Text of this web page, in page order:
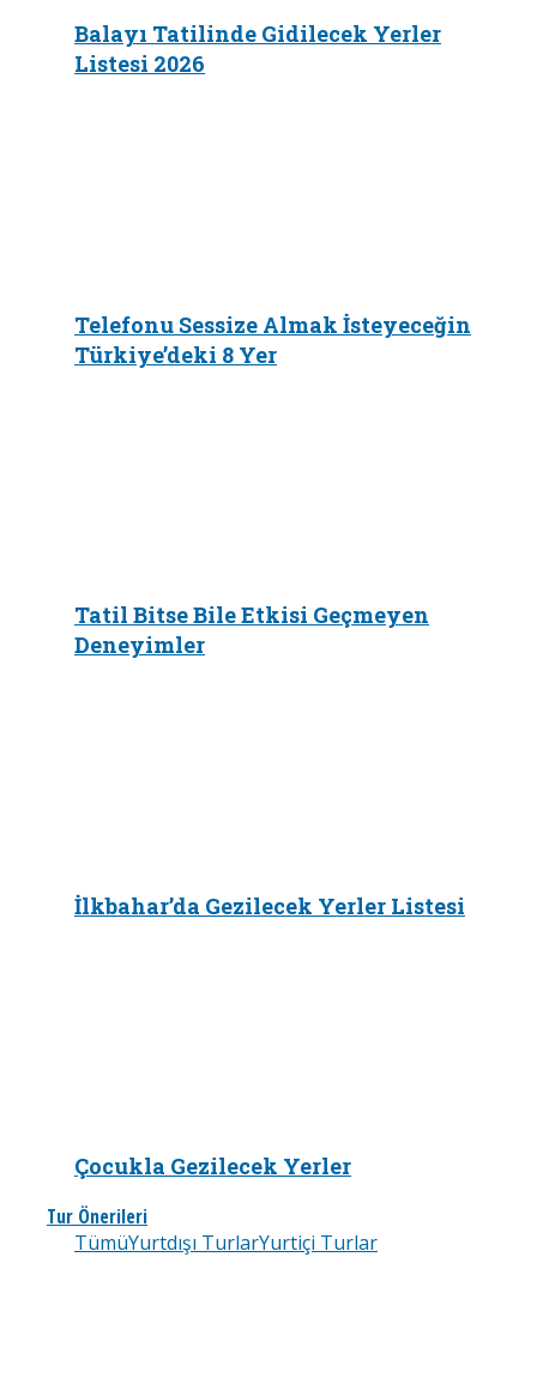
Balayı Tatilinde Gidilecek Yerler
Listesi 2026
Telefonu Sessize Almak İsteyeceğin
Türkiye’deki 8 Yer
Tatil Bitse Bile Etkisi Geçmeyen
Deneyimler
İlkbahar’da Gezilecek Yerler Listesi
Çocukla Gezilecek Yerler
Tur Önerileri
TümüYurtdışı TurlarYurtiçi Turlar